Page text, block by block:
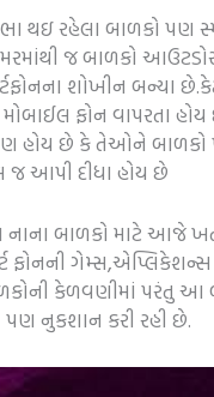
થઇ રહેલા બાળકો પણ
જ બાળકો
શોખીન બન્યા
ફોન વાપરતા
હોય છે કે તેઓને બાળકો
જ આપી દીધા હોય છે
નાના બાળકો માટે આજે
ફોનની
કેળવણીમાં પરંતુ આ
નુકશાન કરી રહી છે.